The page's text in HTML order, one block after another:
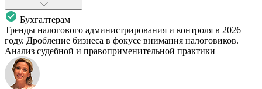
Бухгалтерам
Тренды налогового администрирования и контроля в 2026
году. Дробление бизнеса в фокусе внимания налоговиков.
Анализ судебной и правоприменительной практики